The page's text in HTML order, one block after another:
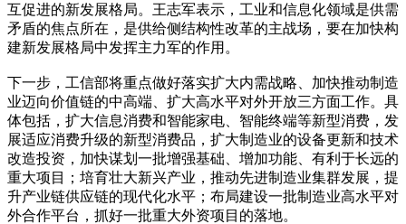
互促进的新发展格局。王志军表示，工业和信息化领域是供需
矛盾的焦点所在，是供给侧结构性改革的主战场，要在加快构
建新发展格局中发挥主力军的作用。
下一步，工信部将重点做好落实扩大内需战略、加快推动制造
业迈向价值链的中高端、扩大高水平对外开放三方面工作。具
体包括，扩大信息消费和智能家电、智能终端等新型消费，发
展适应消费升级的新型消费品，扩大制造业的设备更新和技术
改造投资，加快谋划一批增强基础、增加功能、有利于长远的
重大项目；培育壮大新兴产业，推动先进制造业集群发展，提
升产业链供应链的现代化水平；布局建设一批制造业高水平对
外合作平台，抓好一批重大外资项目的落地。